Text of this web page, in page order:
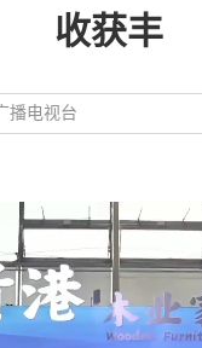
收获丰
播电视台